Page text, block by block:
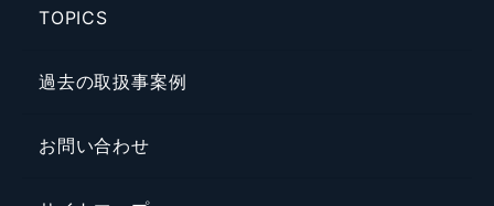
TOPICS
過去の取扱事案例
お問い合わせ